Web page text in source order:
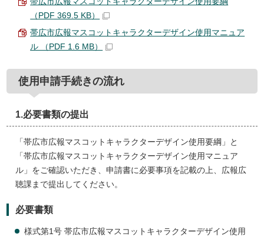
（PDF 369.5 KB）
帯広市広報マスコットキャラクターデザイン使用マニュア
ル （PDF 1.6 MB）
使用申請手続きの流れ
1.必要書類の提出
「帯広市広報マスコットキャラクターデザイン使用要綱」と
「帯広市広報マスコットキャラクターデザイン使用マニュア
ル」をご確認いただき、申請書に必要事項を記載の上、広報広
聴課まで提出してください。
必要書類
様式第1号 帯広市広報マスコットキャラクターデザイン使用